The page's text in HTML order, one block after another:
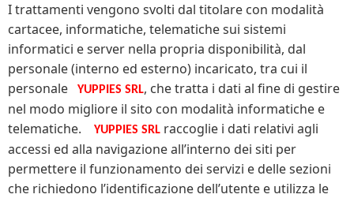
I trattamenti vengono svolti dal titolare con modalità
cartacee, informatiche, telematiche sui sistemi
informatici e server nella propria disponibilità, dal
personale (interno ed esterno) incaricato, tra cui il
personale
YUPPIES SRL, che tratta i dati al fine di gestire
nel modo migliore il sito con modalità informatiche e
telematiche.
YUPPIES SRL raccoglie i dati relativi agli
accessi ed alla navigazione all’interno dei siti per
permettere il funzionamento dei servizi e delle sezioni
che richiedono l’identificazione dell’utente e utilizza le